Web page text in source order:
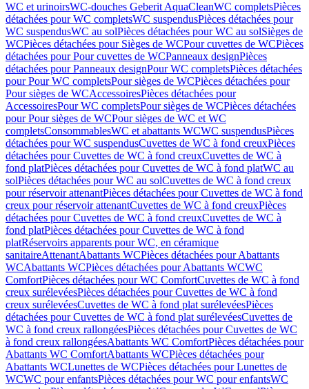
WC et urinoirsWC-douches Geberit AquaCleanWC completsPièces
détachées pour WC completsWC suspendusPièces détachées pour
WC suspendusWC au solPièces détachées pour WC au solSièges de
WCPièces détachées pour Sièges de WCPour cuvettes de WCPièces
détachées pour Pour cuvettes de WCPanneaux designPièces
détachées pour Panneaux designPour WC completsPièces détachées
pour Pour WC completsPour sièges de WCPièces détachées pour
Pour sièges de WCAccessoiresPièces détachées pour
AccessoiresPour WC completsPour sièges de WCPièces détachées
pour Pour sièges de WCPour sièges de WC et WC
completsConsommablesWC et abattants WCWC suspendusPièces
détachées pour WC suspendusCuvettes de WC à fond creuxPièces
détachées pour Cuvettes de WC à fond creuxCuvettes de WC à
fond platPièces détachées pour Cuvettes de WC à fond platWC au
solPièces détachées pour WC au solCuvettes de WC à fond creux
pour réservoir attenantPièces détachées pour Cuvettes de WC à fond
creux pour réservoir attenantCuvettes de WC à fond creuxPièces
détachées pour Cuvettes de WC à fond creuxCuvettes de WC à
fond platPièces détachées pour Cuvettes de WC à fond
platRéservoirs apparents pour WC, en céramique
sanitaireAttenantAbattants WCPièces détachées pour Abattants
WCAbattants WCPièces détachées pour Abattants WCWC
ComfortPièces détachées pour WC ComfortCuvettes de WC à fond
creux surélevéesPièces détachées pour Cuvettes de WC à fond
creux surélevéesCuvettes de WC à fond plat surélevéesPièces
détachées pour Cuvettes de WC à fond plat surélevéesCuvettes de
WC à fond creux rallongéesPièces détachées pour Cuvettes de WC
à fond creux rallongéesAbattants WC ComfortPièces détachées pour
Abattants WC ComfortAbattants WCPièces détachées pour
Abattants WCLunettes de WCPièces détachées pour Lunettes de
WCWC pour enfantsPièces détachées pour WC pour enfantsWC